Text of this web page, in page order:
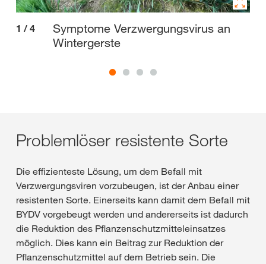
1 / 4
Symptome Verzwergungsvirus an
Wintergerste
Problemlöser resistente Sorte
Die effizienteste Lösung, um dem Befall mit
Verzwergungsviren vorzubeugen, ist der Anbau einer
resistenten Sorte. Einerseits kann damit dem Befall mit
BYDV vorgebeugt werden und andererseits ist dadurch
die Reduktion des Pflanzenschutzmitteleinsatzes
möglich. Dies kann ein Beitrag zur Reduktion der
Pflanzenschutzmittel auf dem Betrieb sein. Die